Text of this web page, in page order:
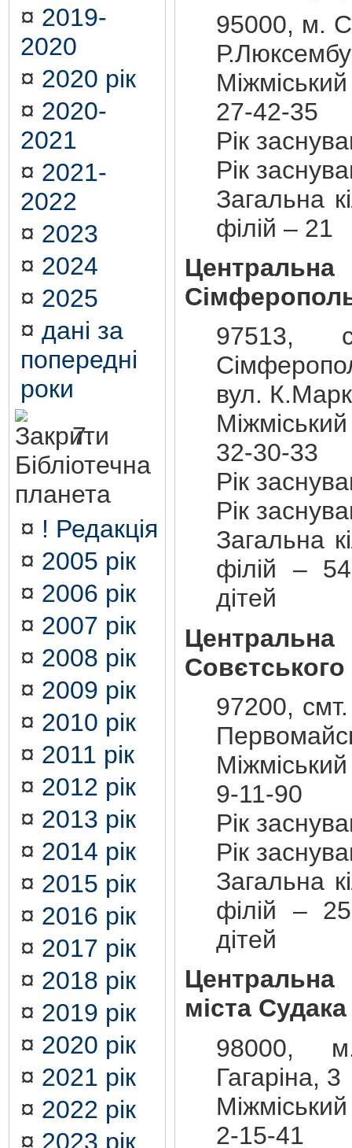
¤ 2019-
2020
¤ 2020 рік
¤ 2020-
2021
¤ 2021-
2022
¤ 2023
¤ 2024
¤ 2025
¤ дані за
попередні
роки
7.
Бібліотечна
планета
¤ ! Редакція
¤ 2005 рік
¤ 2006 рік
¤ 2007 рік
¤ 2008 рік
¤ 2009 рік
¤ 2010 рік
¤ 2011 рік
¤ 2012 рік
¤ 2013 рік
¤ 2014 рік
¤ 2015 рік
¤ 2016 рік
¤ 2017 рік
¤ 2018 рік
¤ 2019 рік
¤ 2020 рік
¤ 2021 рік
¤ 2022 рік
¤ 2023 рік
95000, м.
27-42-35
Рік
Рік
Загальна
філій – 21
97513,
вул.
32-30-33
Рік
Рік
Загальна
філій –
дітей
97200,
9-11-90
Рік
Рік
Загальна
філій –
дітей
міста Судака
98000,
Гагаріна, 3
2-15-41